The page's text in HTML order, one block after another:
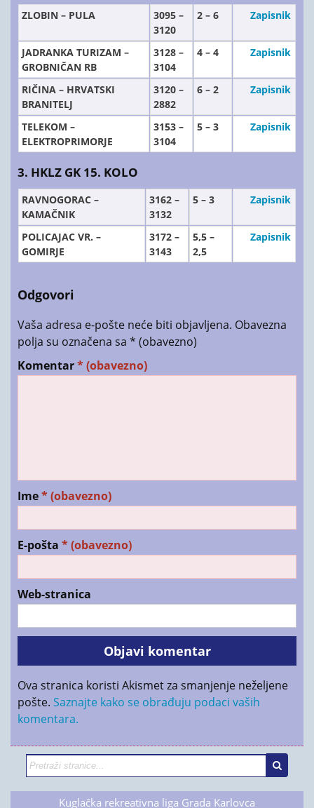
ZLOBIN – PULA
3095 –
3120
2 – 6 Zapisnik
JADRANKA TURIZAM –
GROBNIČAN RB
3128 –
3104
4 – 4 Zapisnik
RIČINA – HRVATSKI
BRANITELJ
3120 –
2882
6 – 2 Zapisnik
TELEKOM –
ELEKTROPRIMORJE
3153 –
3104
5 – 3 Zapisnik
3. HKLZ GK 15. KOLO
RAVNOGORAC –
KAMAČNIK
3162 –
3132
5 – 3 Zapisnik
POLICAJAC VR. –
GOMIRJE
3172 –
3143
5,5 –
2,5
Zapisnik
Odgovori
Vaša adresa e-pošte neće biti objavljena. Obavezna
polja su označena sa * (obavezno)
Komentar* (obavezno)
Ime* (obavezno)
E-pošta * (obavezno)
Web-stranica
Ova stranica koristi Akismet za smanjenje neželjene
pošte. Saznajte kako se obrađuju podaci vaših
komentara.
Kuglačka rekreativna liga Grada Karlovca